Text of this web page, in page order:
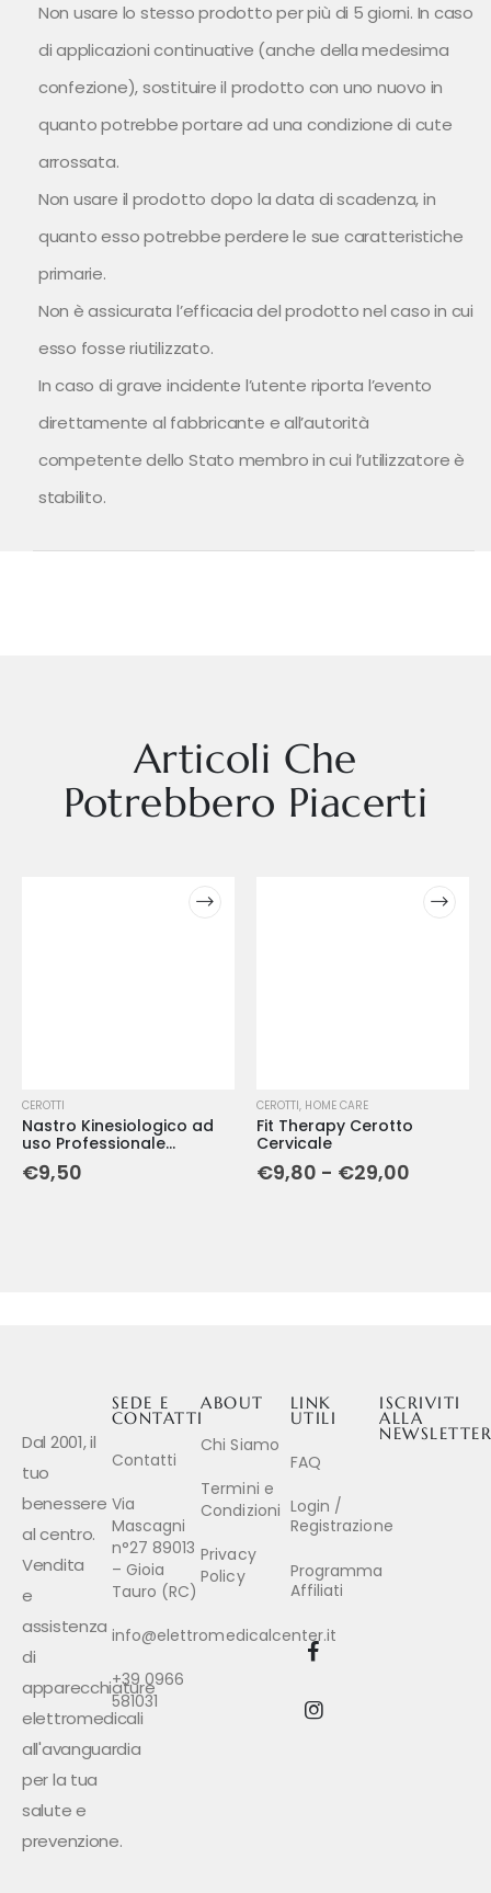
Non usare lo stesso prodotto per più di 5 giorni. In caso
di applicazioni continuative (anche della medesima
confezione), sostituire il prodotto con uno nuovo in
quanto potrebbe portare ad una condizione di cute
arrossata.
Non usare il prodotto dopo la data di scadenza, in
quanto esso potrebbe perdere le sue caratteristiche
primarie.
Non è assicurata l’efficacia del prodotto nel caso in cui
esso fosse riutilizzato.
In caso di grave incidente l’utente riporta l’evento
direttamente al fabbricante e all’autorità
competente dello Stato membro in cui l’utilizzatore è
stabilito.
Articoli Che
Potrebbero Piacerti
CEROTTI
Nastro Kinesiologico ad
uso Professionale
Chattanooga Chatt-Tape
- 5cm x 5m
€9,50
CEROTTI, HOME CARE
Fit Therapy Cerotto
Cervicale
€9,80 - €29,00
Dal 2001, il
tuo
benessere
al centro.
Vendita
e
assistenza
di
apparecchiature
elettromedicali
all'avanguardia
per la tua
salute e
prevenzione.
LINK
UTILI
FAQ
Login /
Registrazione
Programma
Affiliati
ABOUT
Chi Siamo
Termini e
Condizioni
Privacy
Policy
SEDE E
CONTATTI
Contatti
Via
Mascagni
n°27 89013
– Gioia
Tauro (RC)
info@elettromedicalcenter.it
+39 0966
581031
ISCRIVITI
ALLA